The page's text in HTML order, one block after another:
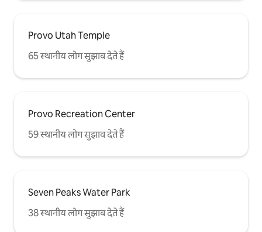
Provo Utah Temple
65 स्थानीय लोग सुझाव देते हैं
Provo Recreation Center
59 स्थानीय लोग सुझाव देते हैं
Seven Peaks Water Park
38 स्थानीय लोग सुझाव देते हैं